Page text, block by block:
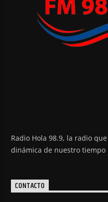
Radio Hola 98.9, la radio
dinámica de nuestro tiempo
CONTACTO